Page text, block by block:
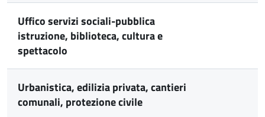
Uffico servizi sociali-pubblica
istruzione, biblioteca, cultura e
spettacolo
Urbanistica, edilizia privata, cantieri
comunali, protezione civile